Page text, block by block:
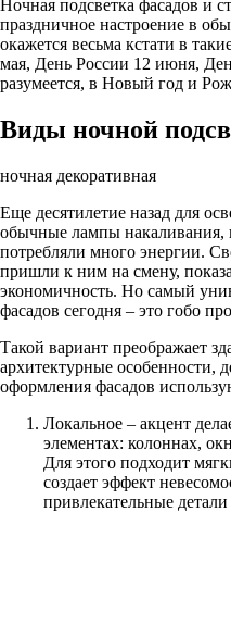
Ночная подсветка фасадов и
праздничное настроение в
окажется весьма кстати в
мая, День России 12 июня,
разумеется, в Новый год и
Виды ночной
ночная декоративная
Еще десятилетие назад для
обычные лампы накаливания,
потребляли много энергии.
пришли к ним на смену,
экономичность. Но самый
фасадов сегодня – это гобо
Такой вариант преображает
архитектурные особенности,
оформления фасадов
Локальное – акцент
элементах: колоннах,
Для этого подходит
создает эффект
привлекательные